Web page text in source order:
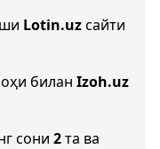
Lotin.uzсайти
билан Izoh.uz
сони 2та ва